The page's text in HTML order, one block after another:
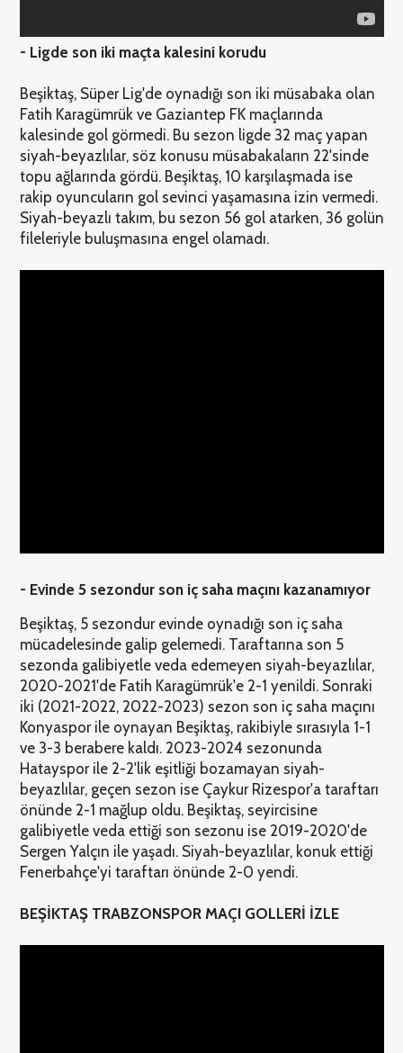
- Ligde son iki maçta kalesini korudu
Beşiktaş, Süper Lig'de oynadığı son iki müsabaka olan
Fatih Karagümrük ve Gaziantep FK maçlarında
kalesinde gol görmedi. Bu sezon ligde 32 maç yapan
siyah-beyazlılar, söz konusu müsabakaların 22'sinde
topu ağlarında gördü. Beşiktaş, 10 karşılaşmada ise
rakip oyuncuların gol sevinci yaşamasına izin vermedi.
Siyah-beyazlı takım, bu sezon 56 gol atarken, 36 golün
fileleriyle buluşmasına engel olamadı.
- Evinde 5 sezondur son iç saha maçını kazanamıyor
Beşiktaş, 5 sezondur evinde oynadığı son iç saha
mücadelesinde galip gelemedi. Taraftarına son 5
sezonda galibiyetle veda edemeyen siyah-beyazlılar,
2020-2021'de Fatih Karagümrük'e 2-1 yenildi. Sonraki
iki (2021-2022, 2022-2023) sezon son iç saha maçını
Konyaspor ile oynayan Beşiktaş, rakibiyle sırasıyla 1-1
ve 3-3 berabere kaldı. 2023-2024 sezonunda
Hatayspor ile 2-2'lik eşitliği bozamayan siyah-
beyazlılar, geçen sezon ise Çaykur Rizespor'a taraftarı
önünde 2-1 mağlup oldu. Beşiktaş, seyircisine
galibiyetle veda ettiği son sezonu ise 2019-2020'de
Sergen Yalçın ile yaşadı. Siyah-beyazlılar, konuk ettiği
Fenerbahçe'yi taraftarı önünde 2-0 yendi.
BEŞİKTAŞ TRABZONSPOR MAÇI GOLLERİ İZLE